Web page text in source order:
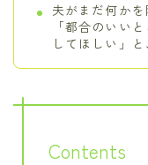
夫がまだ何か
「都合のいい
してほしい」
Contents